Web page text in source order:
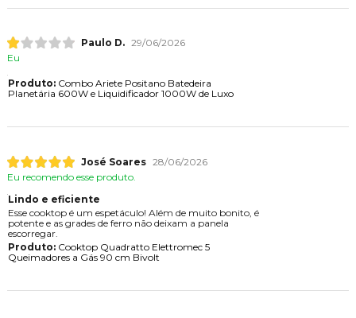
Paulo D. 29/06/2026
Eu
Produto:Combo Ariete Positano Batedeira
Planetária 600W e Liquidificador 1000W de Luxo
José Soares 28/06/2026
Eu recomendo esse produto.
Lindo e eficiente
Esse cooktop é um espetáculo! Além de muito bonito, é
potente e as grades de ferro não deixam a panela
escorregar.
Produto:Cooktop Quadratto Elettromec 5
Queimadores a Gás 90 cm Bivolt